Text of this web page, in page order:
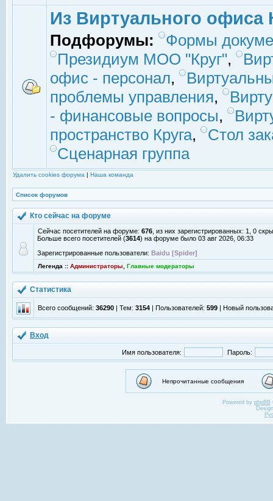
Из Виртуального офиса
Подфорумы:
Формы
Президиум МОО "Круг",
офис - персонал,
проблемы управления,
- финансовые вопросы,
пространство Круга,
Стол
Сценарная группа
Удалить cookies форума | Наша команда
Список форумов
Кто сейчас на форуме
Сейчас посетителей на форуме: 676 , из них зарегистрированных: 1, 0
Больше всего посетителей (3614) на форуме было 03 авг 2026, 06:33
Зарегистрированные пользователи: Baidu [Spider]
Легенда :: Администраторы Главные модераторы
Статистика
Всего сообщений: 36290 | Тем: 3154 | Пользователей: 599 | Новый
Вход
Имя пользователя: Пароль:
Непрочитанные сообщения
Powered by phpBB